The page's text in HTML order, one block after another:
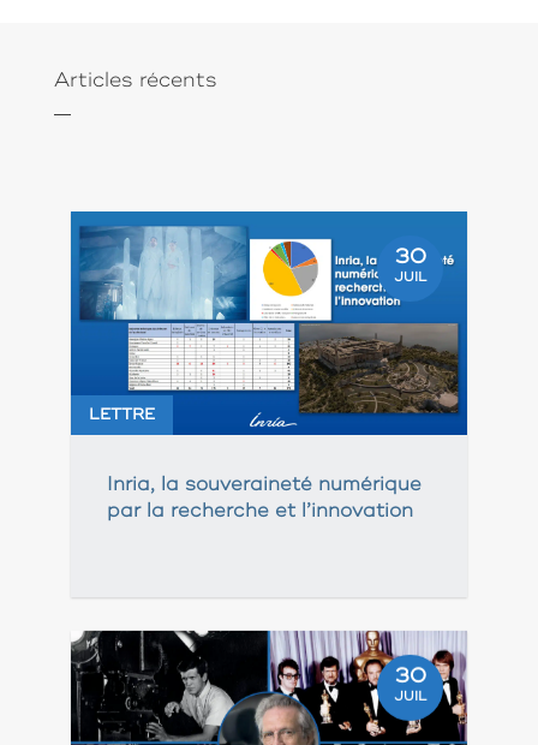
Articles récents
30
JUIL
LETTRE
Inria, la souveraineté numérique
par la recherche et l’innovation
30
JUIL